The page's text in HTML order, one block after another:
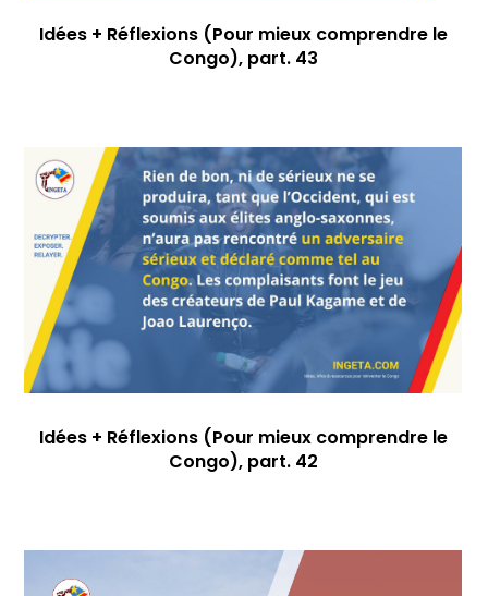
Idées + Réflexions (Pour mieux comprendre le
Congo), part. 43
Idées + Réflexions (Pour mieux comprendre le
Congo), part. 42